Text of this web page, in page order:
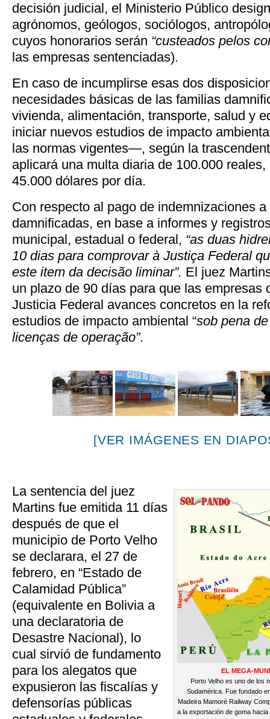
decisión judicial, el Ministerio Público
agrónomos, geólogos, sociólogos,
cuyos honorarios serán “custeados pelos
las empresas sentenciadas).
En caso de incumplirse esas dos
necesidades básicas de las familias
vivienda, alimentación, transporte, salud y
iniciar nuevos estudios de impacto
las normas vigentes—, según la
aplicará una multa diaria de 100.000
45.000 dólares por día.
Con respecto al pago de indemnizaciones
damnificadas, en base a informes y
municipal, estadual o federal, “as duas
10 dias para comprovar à Justiça Federal
este item da decisão liminar”. El juez
un plazo de 90 días para que las empresas
Justicia Federal avances concretos en la
estudios de impacto ambiental “sob pena
licenças de operação”.
[VER IMÁGENES EN
EL MEGA-
Porto Velho es uno de los
Sudamérica. Fue fundado
Madeira Mamoré Railway
a la exportación de goma
La sentencia del juez
Martins fue emitida 11 días
después de que el
municipio de Porto Velho
se declarara, el 27 de
febrero, en “Estado de
Calamidad Pública”
(equivalente en Bolivia a
una declaratoria de
Desastre Nacional), lo
cual sirvió de fundamento
para los alegatos que
expusieron las fiscalías y
defensorías públicas